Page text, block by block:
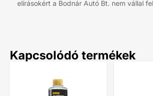
elírásokért a Bodnár Autó Bt. nem vállal
Kapcsolódó termékek